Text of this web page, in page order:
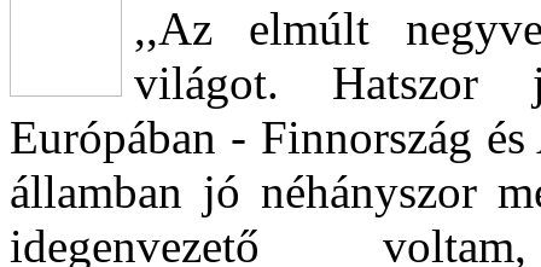
,,Az elmúlt
világot. Hatszor
Európában - Finnország
államban jó néhányszor
idegenvezető